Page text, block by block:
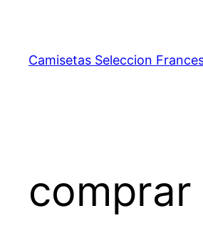
contenido
Camisetas Seleccion